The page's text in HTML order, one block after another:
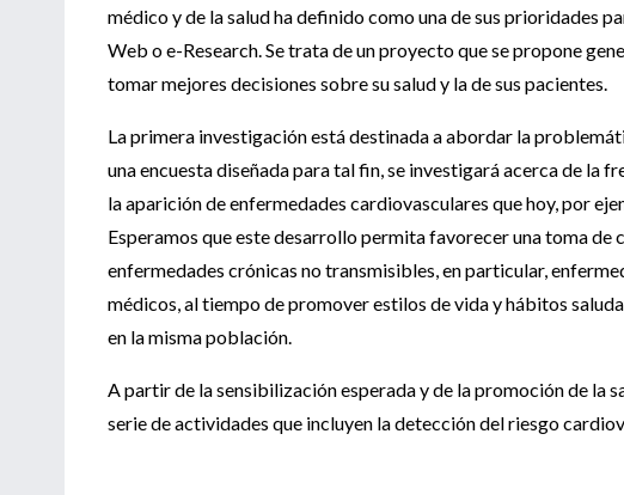
médico y de la salud ha definido como una de sus prioridades
Web o e-Research. Se trata de un proyecto que se propone
tomar mejores decisiones sobre su salud y la de sus pacientes.
La primera investigación está destinada a abordar la
una encuesta diseñada para tal fin, se investigará acerca de la
la aparición de enfermedades cardiovasculares que hoy, por
Esperamos que este desarrollo permita favorecer una toma
enfermedades crónicas no transmisibles, en particular,
médicos, al tiempo de promover estilos de vida y hábitos
en la misma población.
A partir de la sensibilización esperada y de la promoción de la
serie de actividades que incluyen la detección del riesgo